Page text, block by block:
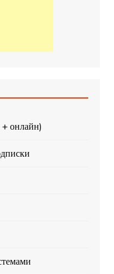
онлайн)